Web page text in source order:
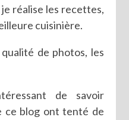
je réalise les recettes,
cuisinière.
de photos, les
de savoir
ce blog ont tenté de